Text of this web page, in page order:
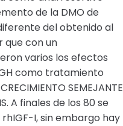
de la DMO de
del obtenido al
que con un
varios los efectos
como tratamiento
SEMEJANTE
A finales de los 80 se
I, sin embargo hay